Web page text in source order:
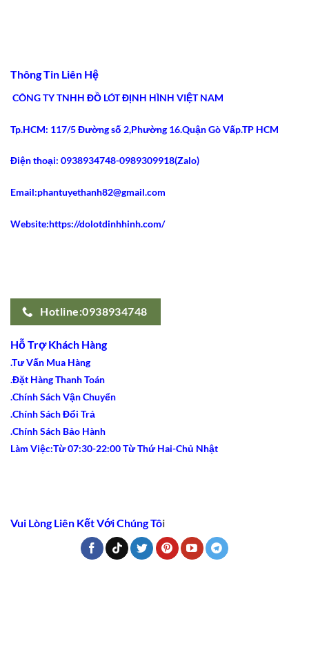
2026
Eo
Nhất
2026
Gen
Bụng
Latex
2021
Gây
Sốt
Thông Tin Liên Hệ
CÔNG TY TNHH ĐỒ LÓT ĐỊNH HÌNH VIỆT NAM
Tp.HCM: 117/5 Đường số 2,Phường 16.Quận Gò Vấp.TP HCM
Điện thoại: 0938934748-0989309918(Zalo)
Email:phantuyethanh82@gmail.com
Website:https://dolotdinhhinh.com/
Hotline:0938934748
Hỗ Trợ Khách Hàng
.Tư Vấn Mua Hàng
.Đặt Hàng Thanh Toán
.Chính Sách Vận Chuyển
.Chính Sách Đổi Trả
.Chính Sách Bảo Hành
Làm Việc:Từ 07:30-22:00 Từ Thứ Hai-Chủ Nhật
Vui Lòng Liên Kết Với Chúng Tôi